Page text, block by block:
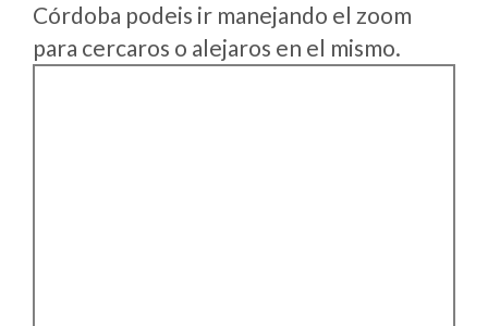
Córdoba podeis ir manejando el zoom
para cercaros o alejaros en el mismo.